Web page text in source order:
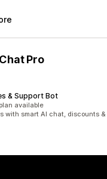
Pro
& Support Bot
1
available
with smart AI chat, discounts